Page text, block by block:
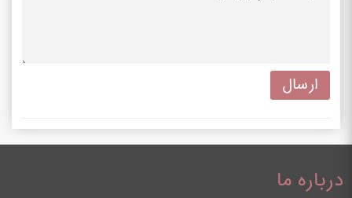
درباره ما